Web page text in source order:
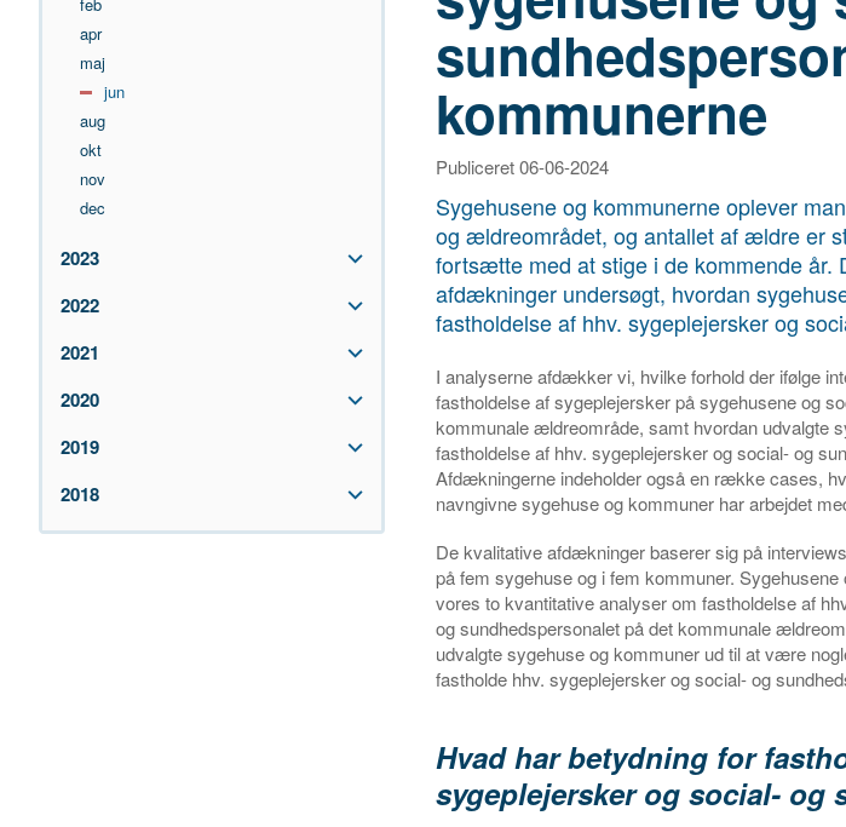
apr
maj
jun
aug
okt
nov
dec
2023
2022
2021
2020
2019
2018
kommunerne
Publiceret 06-06-2024
Sygehusene og kommunerne oplever
og ældreområdet, og antallet af ældre er
fortsætte med at stige i de kommende år.
afdækninger undersøgt, hvordan
fastholdelse af hhv. sygeplejersker og
I analyserne afdækker vi, hvilke forhold der ifølge
fastholdelse af sygeplejersker på sygehusene og
kommunale ældreområde, samt hvordan udvalgte
fastholdelse af hhv. sygeplejersker og social- og
Afdækningerne indeholder også en række cases,
navngivne sygehuse og kommuner har arbejdet
De kvalitative afdækninger baserer sig på
på fem sygehuse og i fem kommuner.
vores to kvantitative analyser om fastholdelse af
og sundhedspersonalet på det kommunale
udvalgte sygehuse og kommuner ud til at være
fastholde hhv. sygeplejersker og social- og
Hvad har betydning for
sygeplejersker og social- og